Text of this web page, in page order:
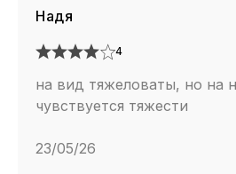
Надя
4
на вид тяжеловаты, но на
чувствуется тяжести
23/05/26